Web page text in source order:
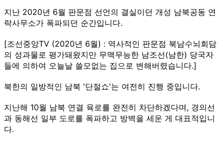
지난 2020년 6월 판문점 선언의 결실이던 개성 남북공동 연
락사무소가 폭파되던 순간입니다.
[조선중앙TV (2020년 6월) : 역사적인 판문점 북남수뇌회담
의 성과물로 평가돼왔지만 무맥무능한 남조선(남한) 당국자
들에 의하여 오늘날 쓸모없는 집으로 변해버렸습니다.]
북한의 일방적인 남북 '단절쇼'는 여전히 진행 중입니다.
지난해 10월 남북 연결 육로를 완전히 차단하겠다며, 경의선
과 동해선 일부 도로를 폭파하고 방벽을 세운 게 대표적입니
다.